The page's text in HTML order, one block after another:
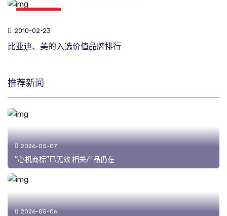
2010-02-23
比亚迪、美的入选价值品牌排行
推荐新闻
2026-05-07
“心机商标”已无效 相关产品仍在
2026-05-06